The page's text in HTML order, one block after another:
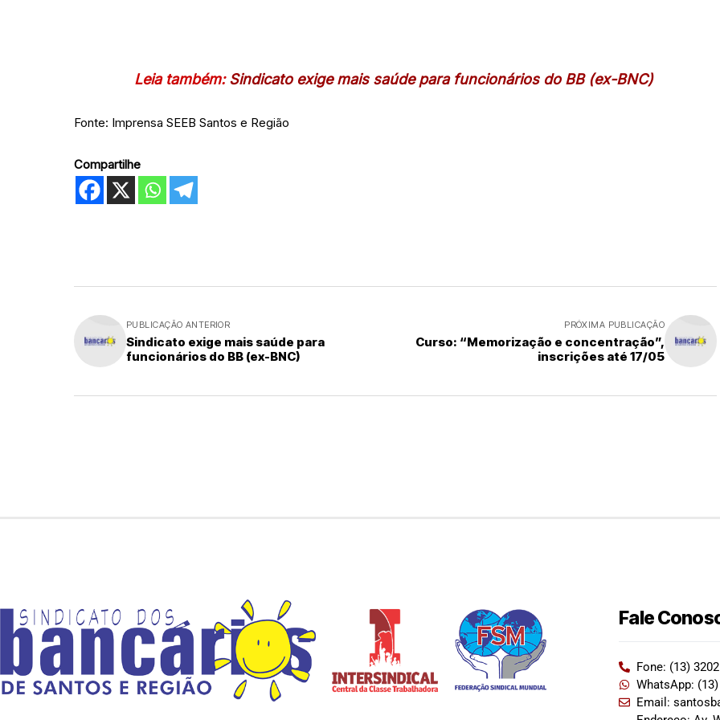
Leia também:Sindicato exige mais saúde para funcionários do BB (ex-BNC)
Fonte: Imprensa SEEB Santos e Região
Compartilhe
PUBLICAÇÃO ANTERIOR
Sindicato exige mais saúde para
funcionários do BB (ex-BNC)
PRÓXIMA PUBLICAÇÃO
Curso: “Memorização e concentração”,
inscrições até 17/05
Fale
Fone: (13)
WhatsApp:
Email: